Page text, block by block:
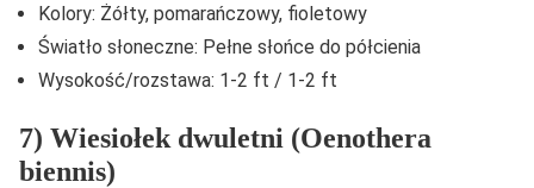
Kolory: Żółty, pomarańczowy, fioletowy
Światło słoneczne: Pełne słońce do półcienia
Wysokość/rozstawa: 1-2 ft / 1-2 ft
7) Wiesiołek dwuletni (Oenothera
biennis)